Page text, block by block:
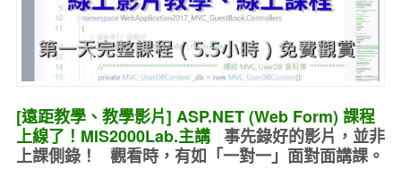
[遠距教學、教學影片] ASP.NET (Web Form) 課程
上線了！MIS2000Lab.主講 事先錄好的影片，並非
上課側錄！ 觀看時，有如 「一對一」面對面講課。